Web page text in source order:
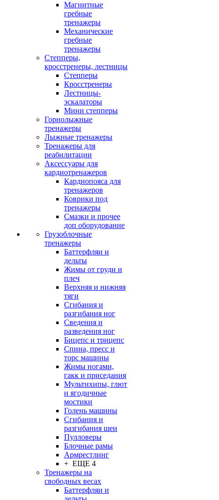
Магнитные
гребные
тренажеры
Механические
гребные
тренажеры
Степперы,
кросстренеры, лестницы
Степперы
Кросстренеры
Лестницы-
эскалаторы
Мини степперы
Горнолыжные
тренажеры
Лыжные тренажеры
Тренажеры для
реабилитации
Аксессуары для
кардиотренажеров
Кардиопояса для
тренажеров
Коврики под
тренажеры
Смазки и прочее
доп оборудование
Грузоблочные
тренажеры
Баттерфляи и
дельты
Жимы от груди и
плеч
Верхняя и нижняя
тяги
Сгибания и
разгибания ног
Сведения и
разведения ног
Бицепс и трицепс
Спина, пресс и
торс машины
Жимы ногами,
гакк и приседания
Мультихипы, глют
и ягодичные
мостики
Голень машины
Сгибания и
разгибания шеи
Пулловеры
Блочные рамы
Армрестлинг
+ ЕЩЕ 4
Тренажеры на
свободных весах
Баттерфляи и